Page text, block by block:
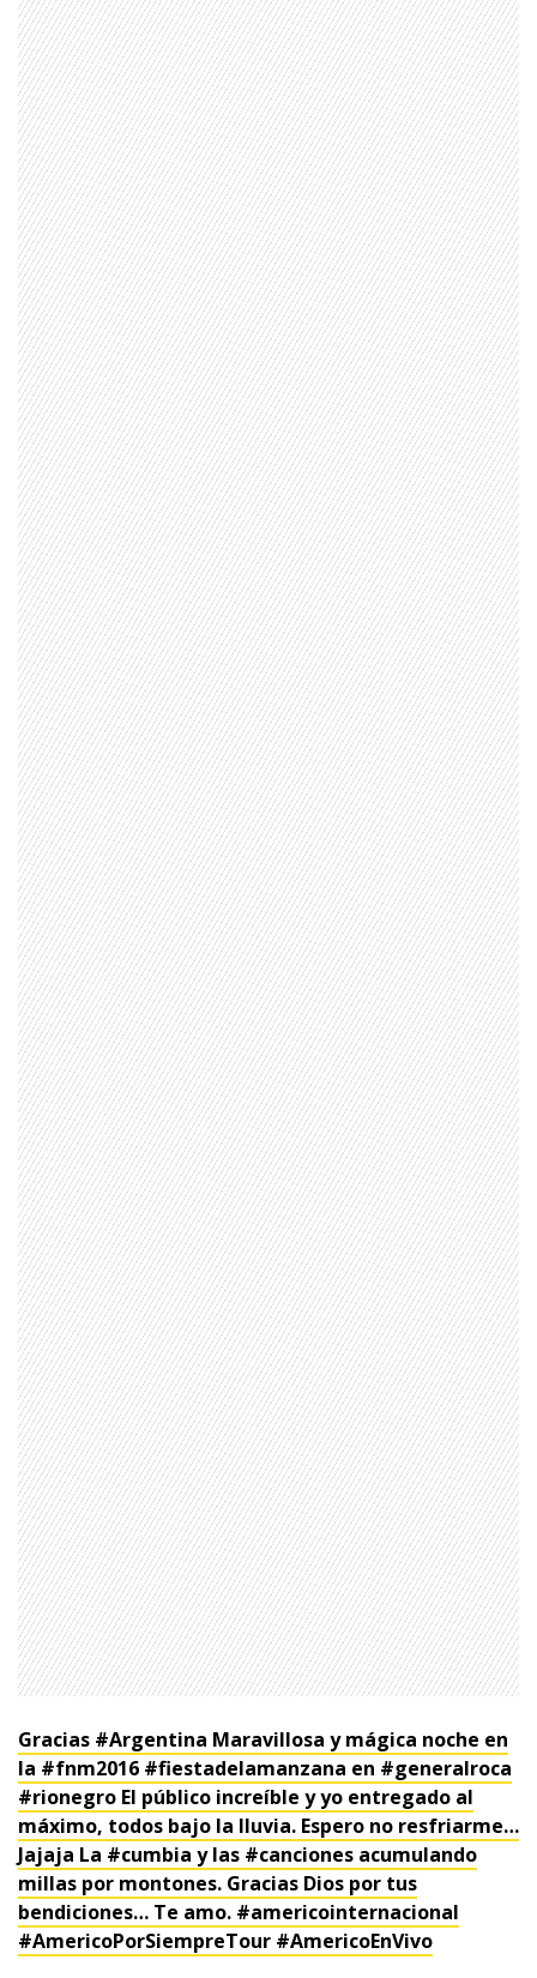
Gracias #Argentina Maravillosa y mágica noche en
la #fnm2016 #fiestadelamanzana en #generalroca
#rionegro El público increíble y yo entregado al
máximo, todos bajo la lluvia. Espero no resfriarme…
Jajaja La #cumbia y las #canciones acumulando
millas por montones. Gracias Dios por tus
bendiciones… Te amo. #americointernacional
#AmericoPorSiempreTour #AmericoEnVivo
1997 — 2026
© PRISA MEDIA CORP SPA.
Producción musical Cadena Ser, España 2026.
CONTACTO COMERCIAL
Aviso legal
Política de privacidad|Política de Cookies
Configuración de Cookies
Valores Pautas publicitarias Presidenciales 2025